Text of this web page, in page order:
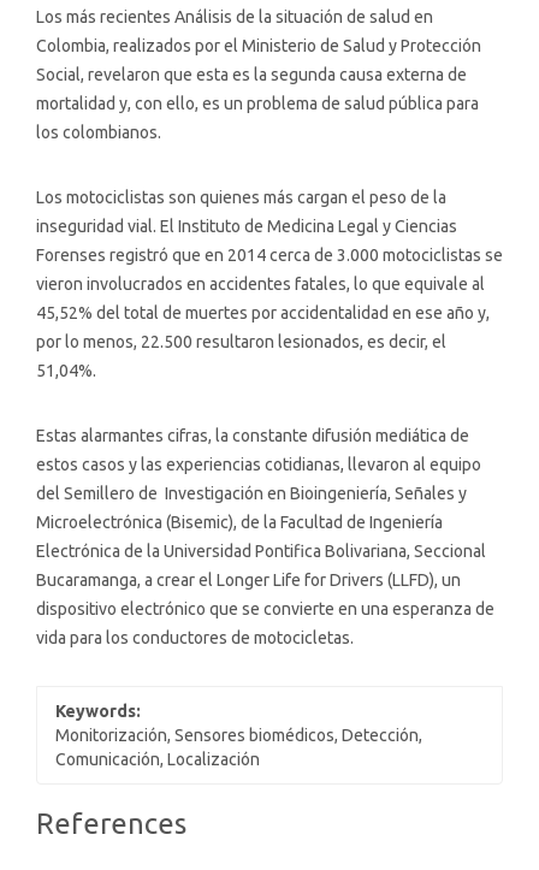
Los más recientes Análisis de la situación de salud en
Colombia, realizados por el Ministerio de Salud y Protección
Social, revelaron que esta es la segunda causa externa de
mortalidad y, con ello, es un problema de salud pública para
los colombianos.
Los motociclistas son quienes más cargan el peso de la
inseguridad vial. El Instituto de Medicina Legal y Ciencias
Forenses registró que en 2014 cerca de 3.000 motociclistas se
vieron involucrados en accidentes fatales, lo que equivale al
45,52% del total de muertes por accidentalidad en ese año y,
por lo menos, 22.500 resultaron lesionados, es decir, el
51,04%.
Estas alarmantes cifras, la constante difusión mediática de
estos casos y las experiencias cotidianas, llevaron al equipo
del Semillero de Investigación en Bioingeniería, Señales y
Microelectrónica (Bisemic), de la Facultad de Ingeniería
Electrónica de la Universidad Pontifica Bolivariana, Seccional
Bucaramanga, a crear el Longer Life for Drivers (LLFD), un
dispositivo electrónico que se convierte en una esperanza de
vida para los conductores de motocicletas.
Keywords:
Monitorización, Sensores biomédicos, Detección,
Comunicación, Localización
Article
References